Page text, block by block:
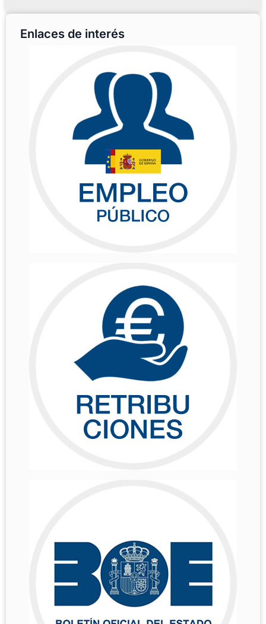
Enlaces de interés